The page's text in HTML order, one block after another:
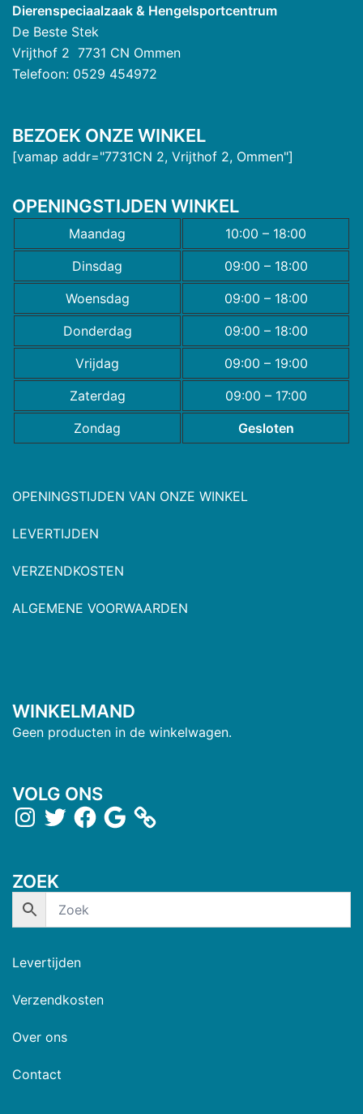
Dierenspeciaalzaak & Hengelsportcentrum
De Beste Stek
Vrijthof 2 7731 CN Ommen
Telefoon: 0529 454972
BEZOEK ONZE WINKEL
[vamap addr="7731CN 2, Vrijthof 2, Ommen"]
OPENINGSTIJDEN WINKEL
Maandag
10:00 – 18:00
Dinsdag
09:00 – 18:00
Woensdag
09:00 – 18:00
Donderdag
09:00 – 18:00
Vrijdag
09:00 – 19:00
Zaterdag
09:00 – 17:00
Zondag
Gesloten
OPENINGSTIJDEN VAN ONZE WINKEL
LEVERTIJDEN
VERZENDKOSTEN
ALGEMENE VOORWAARDEN
WINKELMAND
Geen producten in de winkelwagen.
VOLG ONS
ZOEK
Levertijden
Verzendkosten
Over ons
Contact